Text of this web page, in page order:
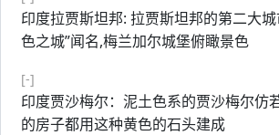
印度拉贾斯坦邦: 拉贾斯坦邦的第二大
色之城”闻名,梅兰加尔城堡俯瞰景色
[-]
印度贾沙梅尔：泥土色系的贾沙梅尔仿
的房子都用这种黄色的石头建成